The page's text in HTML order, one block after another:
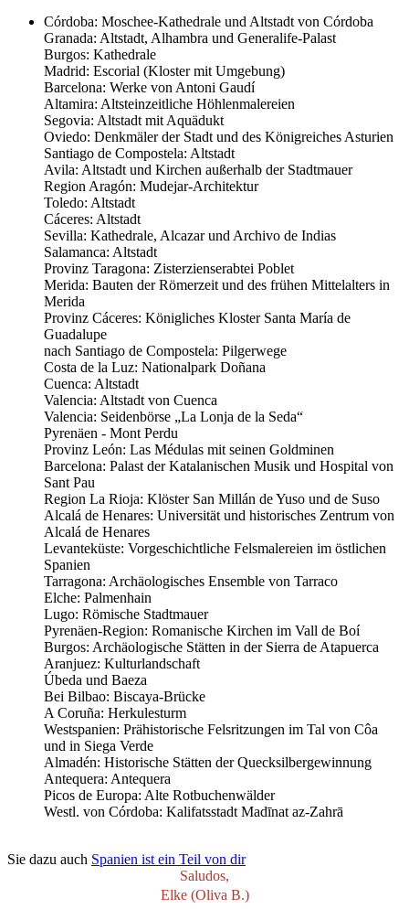
Córdoba: Moschee-Kathedrale und Altstadt von Córdoba
Granada: Altstadt, Alhambra und Generalife-Palast
Burgos: Kathedrale
Madrid: Escorial (Kloster mit Umgebung)
Barcelona: Werke von Antoni Gaudí
Altamira: Altsteinzeitliche Höhlenmalereien
Segovia: Altstadt mit Aquädukt
Oviedo: Denkmäler der Stadt und des Königreiches Asturien
Santiago de Compostela: Altstadt
Avila: Altstadt und Kirchen außerhalb der Stadtmauer
Region Aragón: Mudejar-Architektur
Toledo: Altstadt
Cáceres: Altstadt
Sevilla: Kathedrale, Alcazar und Archivo de Indias
Salamanca: Altstadt
Provinz Taragona: Zisterzienserabtei Poblet
Merida: Bauten der Römerzeit und des frühen Mittelalters in
Merida
Provinz Cáceres: Königliches Kloster Santa María de
Guadalupe
nach Santiago de Compostela: Pilgerwege
Costa de la Luz: Nationalpark Doñana
Cuenca: Altstadt
Valencia: Altstadt von Cuenca
Valencia: Seidenbörse „La Lonja de la Seda“
Pyrenäen - Mont Perdu
Provinz León: Las Médulas mit seinen Goldminen
Barcelona: Palast der Katalanischen Musik und Hospital von
Sant Pau
Region La Rioja: Klöster San Millán de Yuso und de Suso
Alcalá de Henares: Universität und historisches Zentrum von
Alcalá de Henares
Levanteküste: Vorgeschichtliche Felsmalereien im östlichen
Spanien
Tarragona: Archäologisches Ensemble von Tarraco
Elche: Palmenhain
Lugo: Römische Stadtmauer
Pyrenäen-Region: Romanische Kirchen im Vall de Boí
Burgos: Archäologische Stätten in der Sierra de Atapuerca
Aranjuez: Kulturlandschaft
Úbeda und Baeza
Bei Bilbao: Biscaya-Brücke
A Coruña: Herkulesturm
Westspanien: Prähistorische Felsritzungen im Tal von Côa
und in Siega Verde
Almadén: Historische Stätten der Quecksilbergewinnung
Antequera: Antequera
Picos de Europa: Alte Rotbuchenwälder
Westl. von Córdoba: Kalifatsstadt Madīnat az-Zahrā
Sie dazu auch Spanien ist ein Teil von dir
Saludos,
Elke (Oliva B.)